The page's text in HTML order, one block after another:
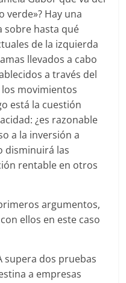
verde»? Hay una
sobre hasta qué
de la izquierda
llevados a cabo
a través del
movimientos
está la cuestión
¿es razonable
a la inversión a
disminuirá las
rentable en otros
argumentos,
ellos en este caso
supera dos pruebas
a empresas